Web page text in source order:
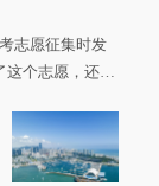
志愿征集时发
这个志愿，还真
。